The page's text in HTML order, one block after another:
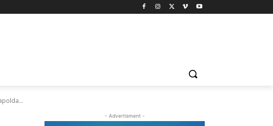
- Advertisment -